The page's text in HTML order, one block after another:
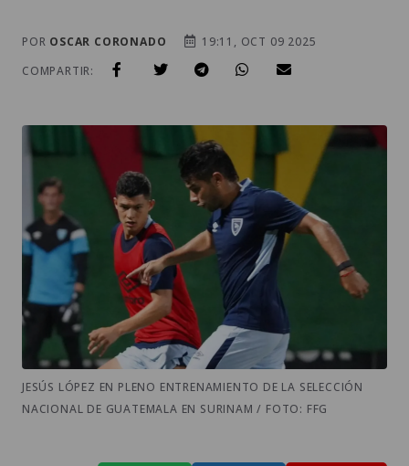
POR OSCAR CORONADO
19:11, OCT 09 2025
COMPARTIR:
JESÚS LÓPEZ EN PLENO ENTRENAMIENTO DE LA SELECCIÓN
NACIONAL DE GUATEMALA EN SURINAM / FOTO: FFG